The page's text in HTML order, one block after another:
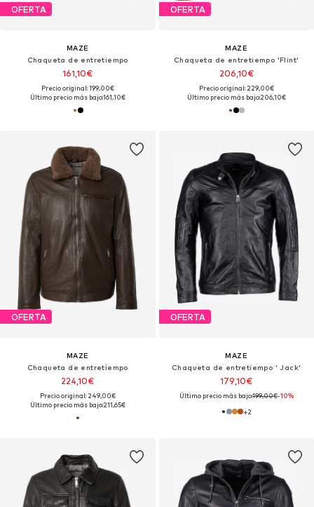
OFERTA
MAZE
Chaqueta de entretiempo
161,10€
Precio original: 199,00€
Último precio más bajo:161,10€
OFERTA
MAZE
Chaqueta de entretiempo 'Flint'
206,10€
Precio original: 229,00€
Último precio más bajo:206,10€
OFERTA
MAZE
Chaqueta de entretiempo
224,10€
Precio original: 249,00€
Último precio más bajo:211,65€
OFERTA
MAZE
Chaqueta de entretiempo ' Jack'
179,10€
Último precio más bajo:199,00€-10%
+2